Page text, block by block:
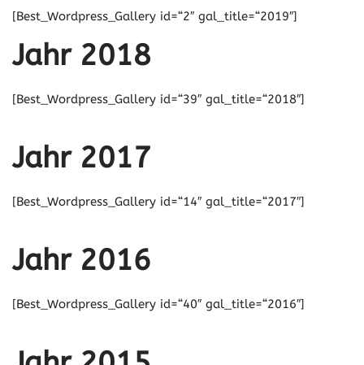
[Best_Wordpress_Gallery id=“2″ gal_title=“2019″]
Jahr 2018
[Best_Wordpress_Gallery id=“39″ gal_title=“2018″]
Jahr 2017
[Best_Wordpress_Gallery id=“14″ gal_title=“2017″]
Jahr 2016
[Best_Wordpress_Gallery id=“40″ gal_title=“2016″]